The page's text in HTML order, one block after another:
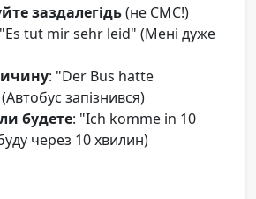
заздалегідь(не СМС!)
tut mir sehr leid" (Мені дуже
: "Der Bus hatte
запізнився)
будете: "Ich komme in 10
через 10 хвилин)